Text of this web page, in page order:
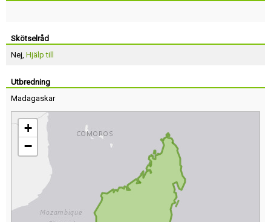
Skötselråd
Nej, Hjälp till
Utbredning
Madagaskar
+
−